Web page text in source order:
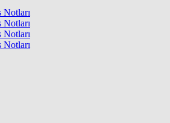
Notları
Notları
Notları
Notları